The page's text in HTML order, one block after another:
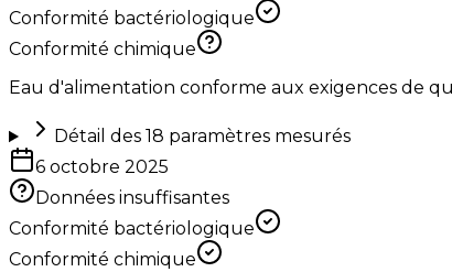
Conformité bactériologique
Conformité chimique
Eau d'alimentation conforme aux exigences de
Détail des 18 paramètres mesurés
6 octobre 2025
Données insuffisantes
Conformité bactériologique
Conformité chimique